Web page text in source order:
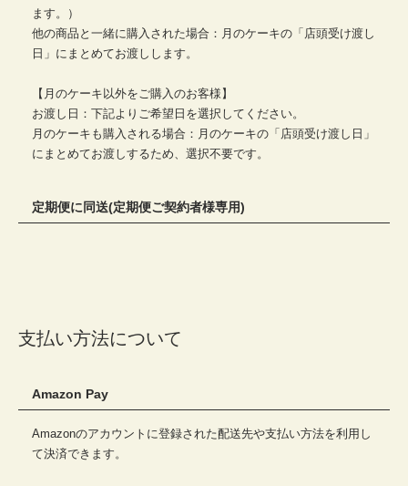
ます。）
他の商品と一緒に購入された場合：月のケーキの「店頭受け渡し
日」にまとめてお渡しします。
【月のケーキ以外をご購入のお客様】
お渡し日：下記よりご希望日を選択してください。
月のケーキも購入される場合：月のケーキの「店頭受け渡し日」
にまとめてお渡しするため、選択不要です。
定期便に同送(定期便ご契約者様専用)
支払い方法について
Amazon Pay
Amazonのアカウントに登録された配送先や支払い方法を利用し
て決済できます。